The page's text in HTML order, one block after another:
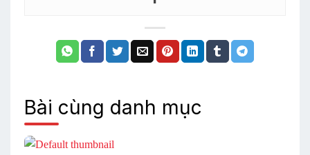
Bài cùng danh mục